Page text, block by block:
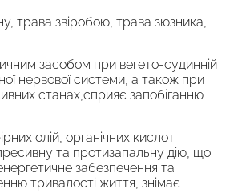
трава звіробою, трава зюзника,
засобом при вегето-судинній
нервової системи, а також при
станах,сприяє запобіганню
олій, органічних кислот
та протизапальну дію, що
забезпечення та
тривалості життя, знімає